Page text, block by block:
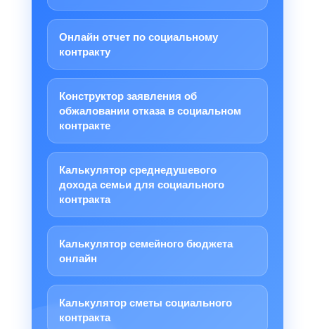
Онлайн отчет по социальному
контракту
Конструктор заявления об
обжаловании отказа в социальном
контракте
Калькулятор среднедушевого
дохода семьи для социального
контракта
Калькулятор семейного бюджета
онлайн
Калькулятор сметы социального
контракта